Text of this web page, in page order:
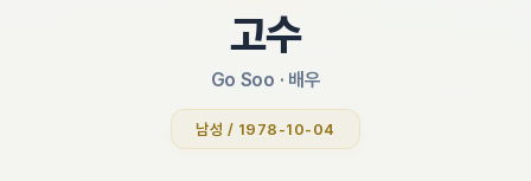
고수
Go Soo · 배우
남성 / 1978-10-04